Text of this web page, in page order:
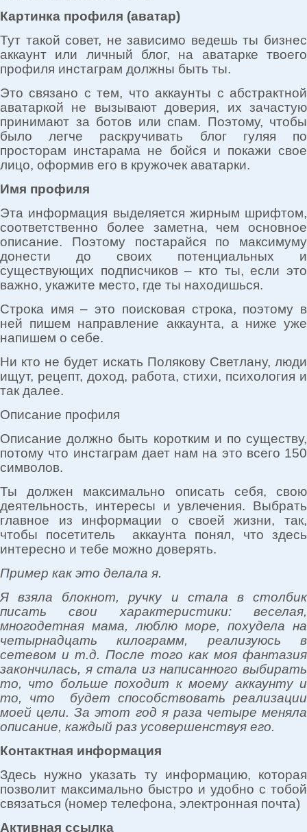
Картинка профиля (аватар)
Тут такой совет, не зависимо ведешь ты бизнес
аккаунт или личный блог, на аватарке твоего
профиля инстаграм должны быть ты.
Это связано с тем, что аккаунты с абстрактной
аватаркой не вызывают доверия, их зачастую
принимают за ботов или спам. Поэтому, чтобы
было легче раскручивать блог гуляя по
просторам инстарама не бойся и покажи свое
лицо, оформив его в кружочек аватарки.
Имя профиля
Эта информация выделяется жирным шрифтом,
соответственно более заметна, чем основное
описание. Поэтому постарайся по максимуму
донести до своих потенциальных и
существующих подписчиков – кто ты, если это
важно, укажите место, где ты находишься.
Строка имя – это поисковая строка, поэтому в
ней пишем направление аккаунта, а ниже уже
напишем о себе.
Ни кто не будет искать Полякову Светлану, люди
ищут, рецепт, доход, работа, стихи, психология и
так далее.
Описание профиля
Описание должно быть коротким и по существу,
потому что инстаграм дает нам на это всего 150
символов.
Ты должен максимально описать себя, свою
деятельность, интересы и увлечения. Выбрать
главное из информации о своей жизни, так,
чтобы посетитель аккаунта понял, что здесь
интересно и тебе можно доверять.
Пример как это делала я.
Я взяла блокнот, ручку и стала в столбик
писать свои характеристики: веселая,
многодетная мама, люблю море, похудела на
четырнадцать килограмм, реализуюсь в
сетевом и т.д. После того как моя фантазия
закончилась, я стала из написанного выбирать
то, что больше походит к моему аккаунту и
то, что будет способствовать реализации
моей цели. За этот год я раза четыре меняла
описание, каждый раз усовершенствуя его.
Контактная информация
Здесь нужно указать ту информацию, которая
позволит максимально быстро и удобно с тобой
связаться (номер телефона, электронная почта)
Активная ссылка